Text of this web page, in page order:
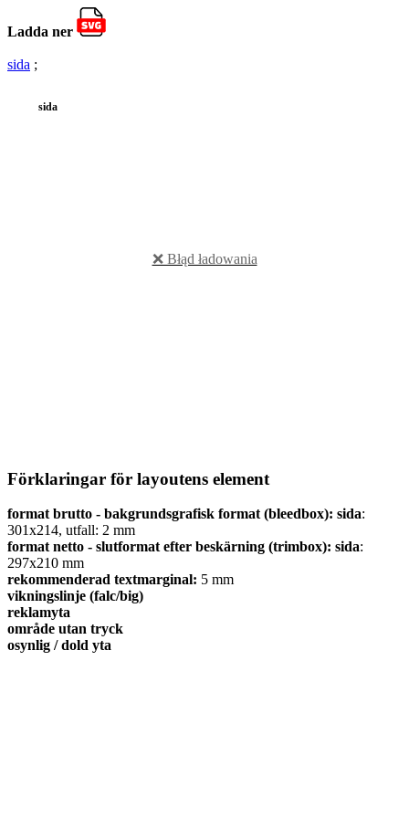
Ladda ner
sida ;
sida
❌ Błąd ładowania
Förklaringar för layoutens element
format brutto - bakgrundsgrafisk format (bleedbox): sida:
301x214, utfall: 2 mm
format netto - slutformat efter beskärning (trimbox): sida:
297x210 mm
rekommenderad textmarginal: 5 mm
vikningslinje (falc/big)
reklamyta
område utan tryck
osynlig / dold yta